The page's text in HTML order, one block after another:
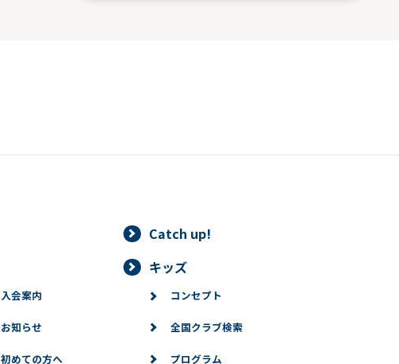
Catch up!
入会案内
お知らせ
初めての方へ
キッズ
コンセプト
全国クラブ検索
プログラム